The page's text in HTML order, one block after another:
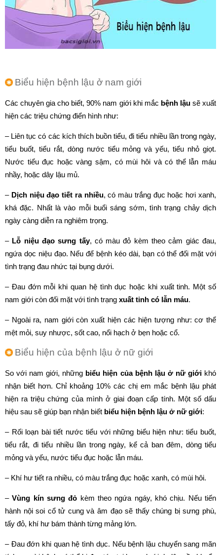
Biểu hiện bệnh lậu ở nam giới
Các chuyên gia cho biết, 90% nam giới khi mắc bệnh lậusẽ xuất
hiện các triệu chứng điển hình như:
– Liên tục có các kích thích buồn tiểu, đi tiểu nhiều lần trong ngày,
tiểu buốt, tiểu rắt, dòng nước tiểu mỏng và yếu, tiểu nhỏ giọt.
Nước tiểu đục hoặc vàng sậm, có mùi hôi và có thể lẫn máu
nhầy, hoặc dây lậu mủ.
– Dịch niệu đạo tiết ra nhiều, có màu trắng đục hoặc hơi xanh,
khá đặc. Nhất là vào mỗi buổi sáng sớm, tình trạng chảy dịch
ngày càng diễn ra nghiêm trọng.
– Lỗ niệu đạo sưng tấy, có màu đỏ kèm theo cảm giác đau,
ngứa dọc niệu đạo. Nếu để bệnh kéo dài, bạn có thể đối mặt với
tình trạng đau nhức tại bụng dưới.
– Đau đớn mỗi khi quan hệ tình dục hoặc khi xuất tinh. Một số
nam giới còn đối mặt với tình trạng xuất tinh có lẫn máu.
– Ngoài ra, nam giới còn xuất hiện các hiện tượng như: cơ thể
mệt mỏi, suy nhược, sốt cao, nổi hạch ở bẹn hoặc cổ.
Biểu hiện của bệnh lậu ở nữ giới
So với nam giới, những biểu hiện của bệnh lậu ở nữ giớikhó
nhận biết hơn. Chỉ khoảng 10% các chị em mắc bệnh lậu phát
hiện ra triệu chứng của mình ở giai đoạn cấp tính. Một số dấu
hiệu sau sẽ giúp bạn nhận biết biểu hiện bệnh lậu ở nữ giới:
– Rối loạn bài tiết nước tiểu với những biểu hiện như: tiểu buốt,
tiểu rắt, đi tiểu nhiều lần trong ngày, kể cả ban đêm, dòng tiểu
mỏng và yếu, nước tiểu đục hoặc lẫn máu.
– Khí hư tiết ra nhiều, có màu trắng đục hoặc xanh, có mùi hôi.
–Vùng kín sưng đỏ kèm theo ngứa ngáy, khó chịu. Nếu tiến
hành nội soi cổ tử cung và âm đạo sẽ thấy chúng bị sưng phù,
tấy đỏ, khí hư bám thành từng mảng lớn.
– Đau đớn khi quan hệ tình dục. Nếu bệnh lậu chuyển sang mãn